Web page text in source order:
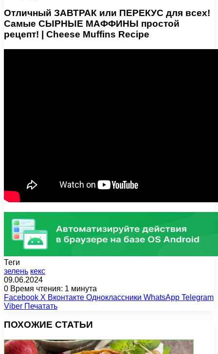
Отличный ЗАВТРАК или ПЕРЕКУС для всех!
Самые СЫРНЫЕ МАФФИНЫ простой
рецепт! | Cheese Muffins Recipe
Теги
зелень кекс
09.06.2024
0 Время чтения: 1 минута
Facebook X Вконтакте Одноклассники WhatsApp Telegram
Viber Печатать
ПОХОЖИЕ СТАТЬИ